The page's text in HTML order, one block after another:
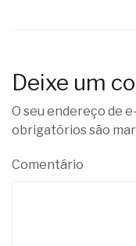
Deixe um
O seu endereço de
obrigatórios são
Comentário